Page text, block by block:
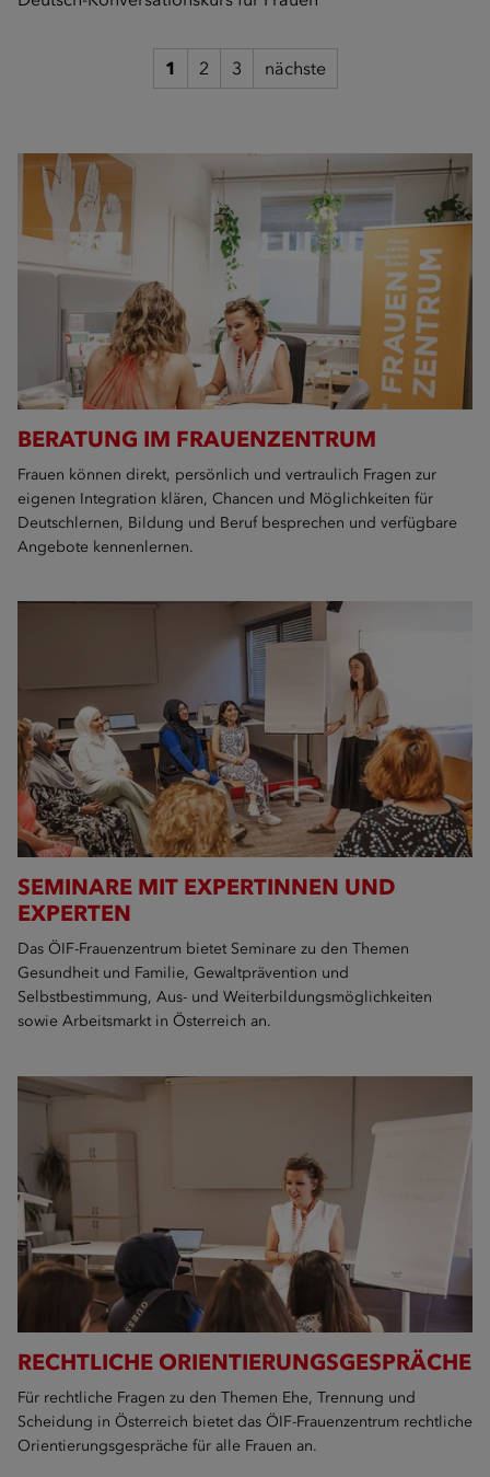
1 2 3 nächste
BERATUNG IM FRAUENZENTRUM
Frauen können direkt, persönlich und vertraulich Fragen zur
eigenen Integration klären, Chancen und Möglichkeiten für
Deutschlernen, Bildung und Beruf besprechen und verfügbare
Angebote kennenlernen.
SEMINARE MIT EXPERTINNEN UND
EXPERTEN
Das ÖIF-Frauenzentrum bietet Seminare zu den Themen
Gesundheit und Familie, Gewaltprävention und
Selbstbestimmung, Aus- und Weiterbildungsmöglichkeiten
sowie Arbeitsmarkt in Österreich an.
RECHTLICHE ORIENTIERUNGSGESPRÄCHE
Für rechtliche Fragen zu den Themen Ehe, Trennung und
Scheidung in Österreich bietet das ÖIF-Frauenzentrum rechtliche
Orientierungsgespräche für alle Frauen an.